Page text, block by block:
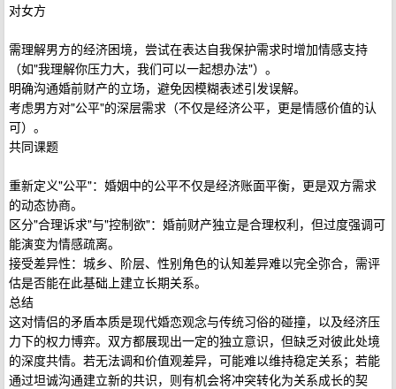
对女方
需理解男方的经济困境，尝试在表达自我保护需求时增加情感支持
（如"我理解你压力大，我们可以一起想办法"）。
明确沟通婚前财产的立场，避免因模糊表述引发误解。
考虑男方对"公平"的深层需求（不仅是经济公平，更是情感价值的认
可）。
共同课题
重新定义"公平"：婚姻中的公平不仅是经济账面平衡，更是双方需求
的动态协商。
区分"合理诉求"与"控制欲"：婚前财产独立是合理权利，但过度强调可
能演变为情感疏离。
接受差异性：城乡、阶层、性别角色的认知差异难以完全弥合，需评
估是否能在此基础上建立长期关系。
总结
这对情侣的矛盾本质是现代婚恋观念与传统习俗的碰撞，以及经济压
力下的权力博弈。双方都展现出一定的独立意识，但缺乏对彼此处境
的深度共情。若无法调和价值观差异，可能难以维持稳定关系；若能
通过坦诚沟通建立新的共识，则有机会将冲突转化为关系成长的契